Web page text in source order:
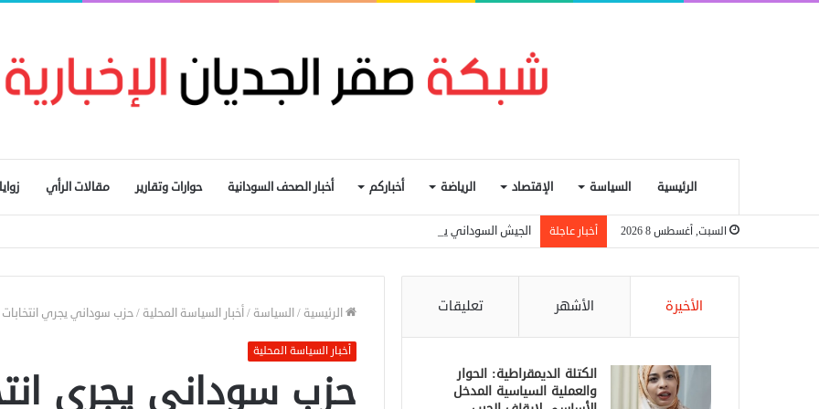
الرئيسية السياسة الإقتصاد الرياضة أخباركم أخبار الصحف السودانية حوارات وتقارير مقالات الرأي
السبت, أغسطس 8 2026 أخبار عاجلة الجيش السوداني يعلن إسقاط مسيرة استهدفت الدلنج ومقتل 5 مدنيين في هجوم جنوبي الأبيض
الرئيسية /السياسة /أخبار السياسة المحلية /حزب سوداني يجري انتخابات
أخبار السياسة المحلية
حزب سوداني يجري
الأخيرة الأشهر تعليقات
الكتلة الديمقراطية: الحوار
والعملية السياسية المدخل